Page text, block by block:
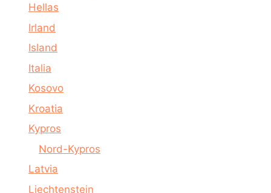
Hellas
Irland
Island
Italia
Kosovo
Kroatia
Kypros
Nord-Kypros
Latvia
Liechtenstein